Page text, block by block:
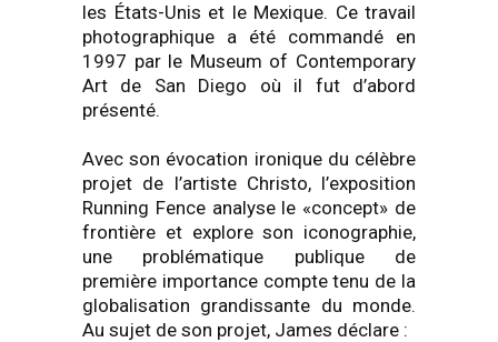
les États-Unis et le Mexique. Ce travail
photographique a été commandé en
1997 par le Museum of Contemporary
Art de San Diego où il fut d’abord
présenté.
Avec son évocation ironique du célèbre
projet de l’artiste Christo, l’exposition
Running Fence analyse le «concept» de
frontière et explore son iconographie,
une problématique publique de
première importance compte tenu de la
globalisation grandissante du monde.
Au sujet de son projet, James déclare :